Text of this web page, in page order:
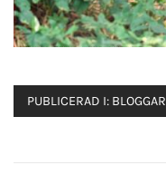
PUBLICERAD I: BLOGGAR